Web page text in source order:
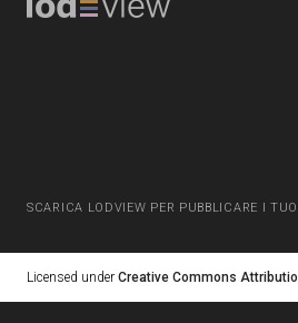
SCARICA LODVIEW PER PUBBLICARE I
Licensed under Creative Commons